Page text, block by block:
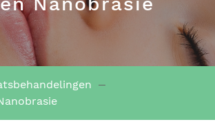
LPG Endermologie
Haarbehandelingen